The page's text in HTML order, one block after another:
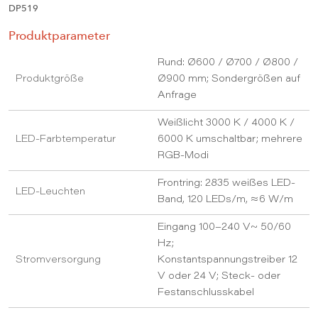
DP519
Produktparameter
Produktgröße
Rund: Ø600 / Ø700 / Ø800 /
Ø900 mm; Sondergrößen auf
Anfrage
LED-Farbtemperatur
Weißlicht 3000 K / 4000 K /
6000 K umschaltbar; mehrere
RGB-Modi
LED-Leuchten
Frontring: 2835 weißes LED-
Band, 120 LEDs/m, ≈6 W/m
Stromversorgung
Eingang 100–240 V~ 50/60
Hz;
Konstantspannungstreiber 12
V oder 24 V; Steck- oder
Festanschlusskabel